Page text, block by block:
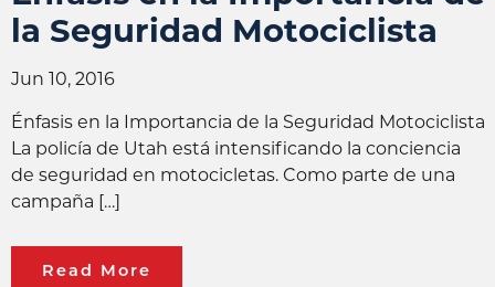
la Seguridad Motociclista
Jun 10, 2016
Énfasis en la Importancia de la Seguridad Motociclista
La policía de Utah está intensificando la conciencia
de seguridad en motocicletas. Como parte de una
campaña […]
Read More